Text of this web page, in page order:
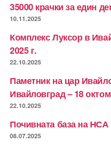
35000 крачки за един
10.11.2025
Комплекс Луксор в
2025 г.
22.10.2025
Паметник на цар
Ивайловград – 18
22.10.2025
Почивната база на
08.07.2025